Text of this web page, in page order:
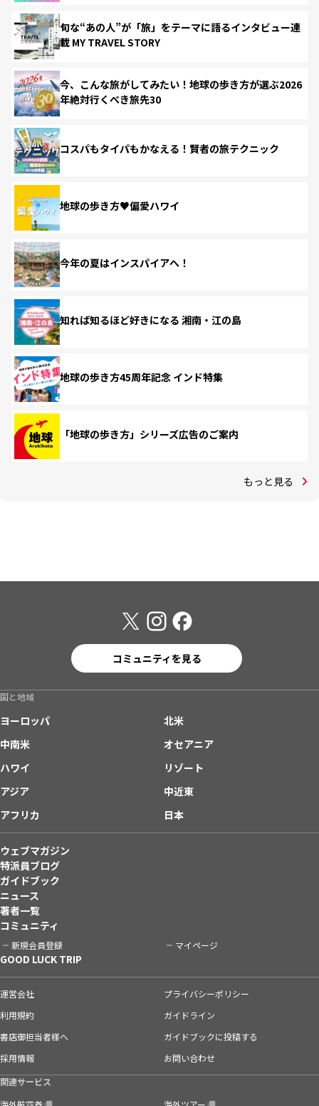
旬な“あの人”が「旅」をテーマに語るインタビュー連
載 MY TRAVEL STORY
今、こんな旅がしてみたい！地球の歩き方が選ぶ2026
年絶対行くべき旅先30
コスパもタイパもかなえる！賢者の旅テクニック
地球の歩き方♥偏愛ハワイ
今年の夏はインスパイアへ！
知れば知るほど好きになる 湘南・江の島
地球の歩き方45周年記念 インド特集
「地球の歩き方」シリーズ広告のご案内
もっと見る
コミュニティを見る
国と地域
ヨーロッパ
北米
中南米
オセアニア
ハワイ
リゾート
アジア
中近東
アフリカ
日本
ウェブマガジン
特派員ブログ
ガイドブック
ニュース
著者一覧
コミュニティ
新規会員登録 マイページ
GOOD LUCK TRIP
運営会社
プライバシーポリシー
利用規約
ガイドライン
書店御担当者様へ
ガイドブックに投稿する
採用情報
お問い合わせ
関連サービス